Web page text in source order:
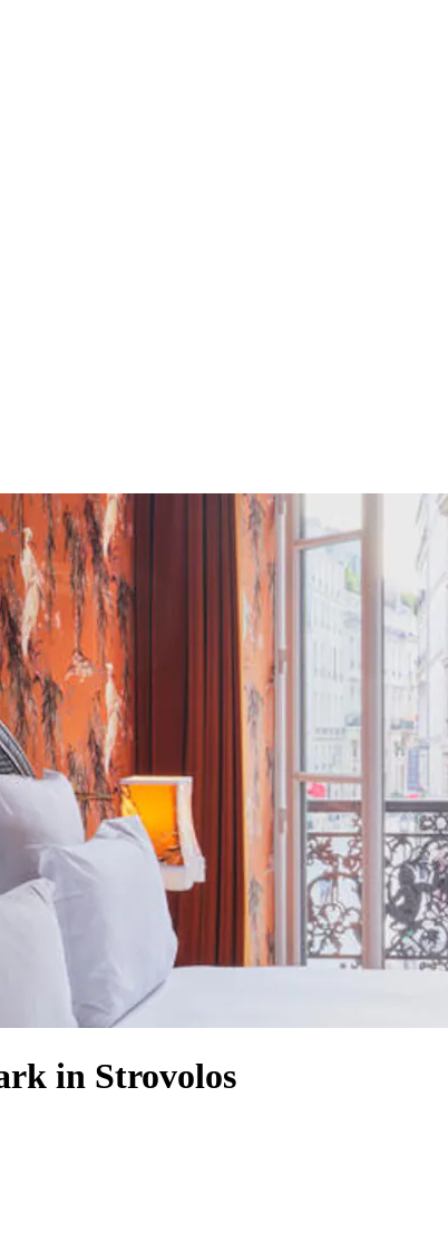
in Strovolos